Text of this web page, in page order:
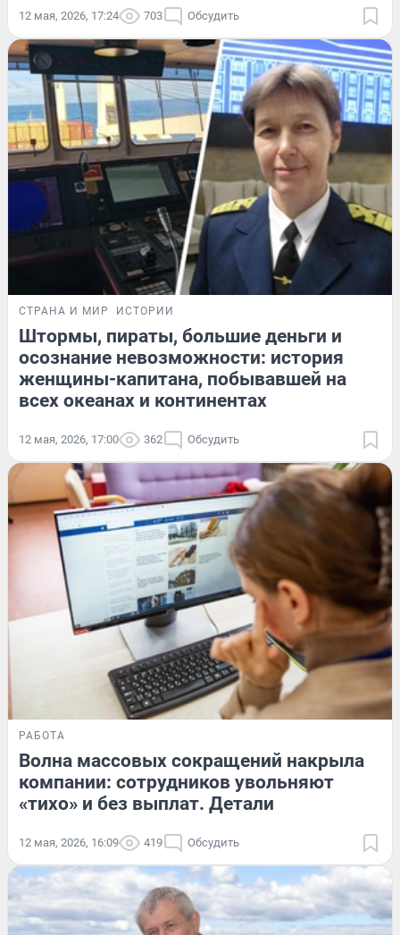
12 мая, 2026, 17:24 703 Обсудить
СТРАНА И МИР ИСТОРИИ
Штормы, пираты, большие деньги и
осознание невозможности: история
женщины-капитана, побывавшей на
всех океанах и континентах
12 мая, 2026, 17:00 362 Обсудить
РАБОТА
Волна массовых сокращений накрыла
компании: сотрудников увольняют
«тихо» и без выплат. Детали
12 мая, 2026, 16:09 419 Обсудить